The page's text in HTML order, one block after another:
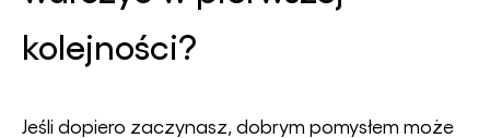
kolejności?
Jeśli dopiero zaczynasz, dobrym pomysłem może